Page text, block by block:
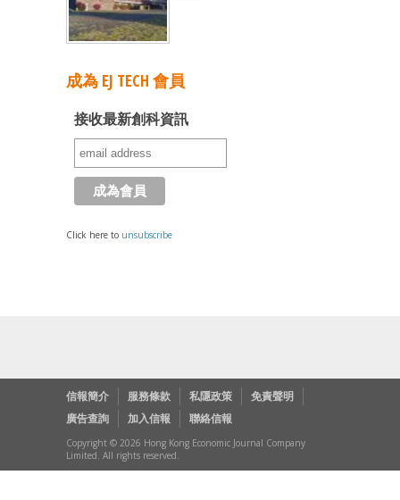
成為 EJ TECH 會員
接收最新創科資訊
Click here to unsubscribe
信報簡介 服務條款 私隱政策
免責聲明
廣告查詢
加入信報 聯絡信報
Copyright © 2026 Hong Kong Economic Journal Company
Limited. All rights reserved.